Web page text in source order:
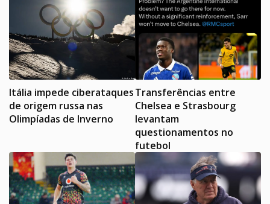
Itália impede ciberataques
de origem russa nas
Olimpíadas de Inverno
Transferências entre
Chelsea e Strasbourg
levantam
questionamentos no
futebol